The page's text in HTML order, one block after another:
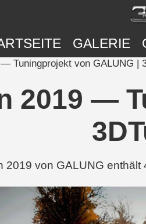
GALERIE
Tuningprojekt von GALUNG |
2019 —
2019 von GALUNG